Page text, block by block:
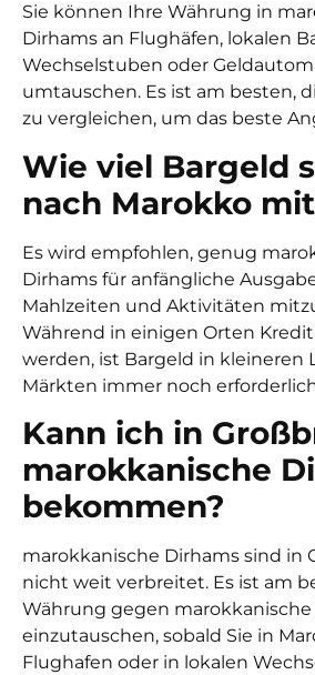
Sie können Ihre Währung in
Dirhams an Flughäfen, lokalen
Wechselstuben oder
umtauschen. Es ist am besten,
zu vergleichen, um das beste
Wie viel Bargeld
nach Marokko
Es wird empfohlen, genug
Dirhams für anfängliche
Mahlzeiten und Aktivitäten
Während in einigen Orten
werden, ist Bargeld in kleineren
Märkten immer noch
Kann ich in
marokkanische
bekommen?
marokkanische Dirhams sind in
nicht weit verbreitet. Es ist am
Währung gegen
einzutauschen, sobald Sie in
Flughafen oder in lokalen